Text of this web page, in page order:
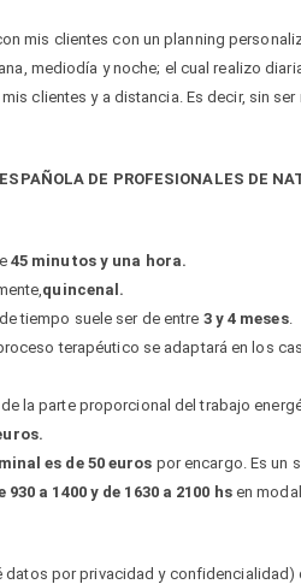
mis clientes con un planning
mediodía y noche; el cual realizo
clientes y a distancia. Es decir, sin ser
DE PROFESIONALES DE
45 minutos y una hora.
quincenal.
tiempo suele ser de entre 3 y 4 meses.
terapéutico se adaptará en los
la parte proporcional del trabajo
es de 50 euros por encargo. Es un
a 1400 y de 1630 a 2100 hsen
por privacidad y confidencialidad)